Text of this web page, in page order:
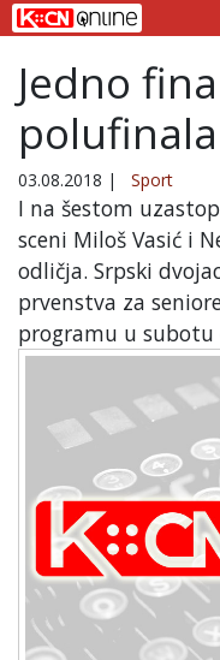
Jedno
polufinala
03.08.2018 | Sport
I na šestom
sceni Miloš Vasić i
odličja. Srpski
prvenstva za
programu u subotu